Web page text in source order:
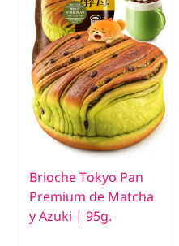
Brioche Tokyo Pan
Premium de Matcha
y Azuki | 95g.